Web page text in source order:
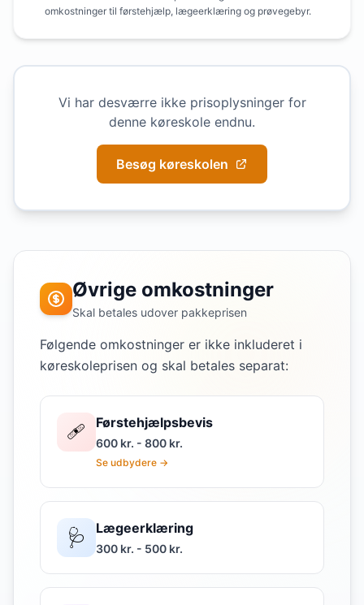
omkostninger til førstehjælp, lægeerklæring og prøvegebyr.
Vi har desværre ikke prisoplysninger for
denne køreskole endnu.
Besøg køreskolen
Øvrige omkostninger
Skal betales udover pakkeprisen
Følgende omkostninger er ikke inkluderet i
køreskoleprisen og skal betales separat:
🩹 Førstehjælpsbevis
600 kr. - 800 kr.
Se udbydere →
🩺 Lægeerklæring
300 kr. - 500 kr.